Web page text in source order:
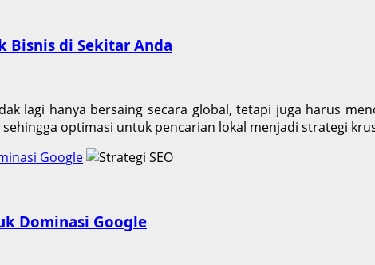
Bisnis di Sekitar Anda
lagi hanya bersaing secara global, tetapi juga harus
optimasi untuk pencarian lokal menjadi strategi
Google
Dominasi Google